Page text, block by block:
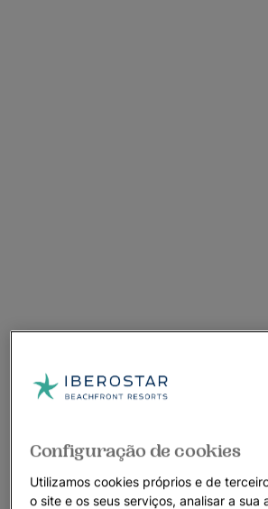
Configuração de cookies
Utilizamos cookies próprios e de
o site e os seus serviços, analisar a sua